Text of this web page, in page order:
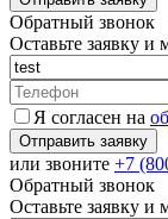
Обратный звонок
Оставьте заявку
Я согласен на
или звоните +7
Обратный звонок
Оставьте заявку